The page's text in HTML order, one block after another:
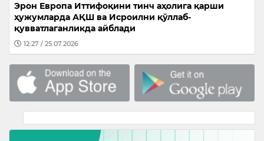
Эрон Европа Иттифоқини тинч аҳолига қарши
ҳужумларда АҚШ ва Исроилни қўллаб-
қувватлаганликда айблади
12:27 / 25.07.2026